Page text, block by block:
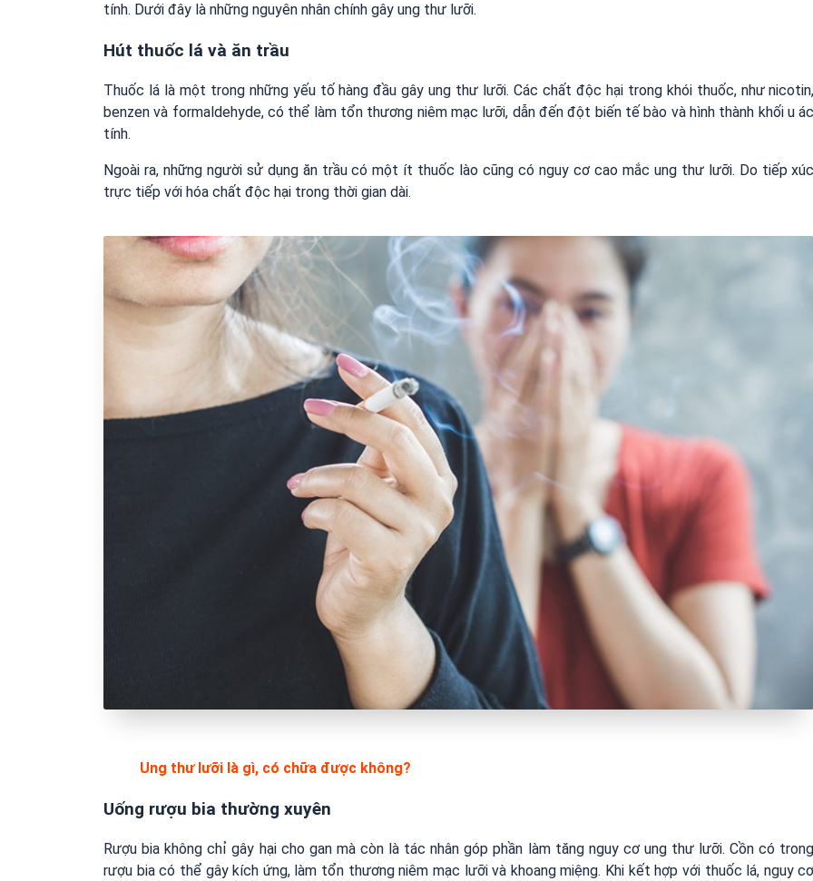
tính. Dưới đây là những nguyên nhân chính gây ung thư lưỡi.
Hút thuốc lá và ăn trầu
Thuốc lá là một trong những yếu tố hàng đầu gây ung thư lưỡi. Các chất độc hại trong khói thuốc, như nicotin,
benzen và formaldehyde, có thể làm tổn thương niêm mạc lưỡi, dẫn đến đột biến tế bào và hình thành khối u ác
tính.
Ngoài ra, những người sử dụng ăn trầu có một ít thuốc lào cũng có nguy cơ cao mắc ung thư lưỡi. Do tiếp xúc
trực tiếp với hóa chất độc hại trong thời gian dài.
Ung thư lưỡi là gì, có chữa được không?
Uống rượu bia thường xuyên
Rượu bia không chỉ gây hại cho gan mà còn là tác nhân góp phần làm tăng nguy cơ ung thư lưỡi. Cồn có trong
rượu bia có thể gây kích ứng, làm tổn thương niêm mạc lưỡi và khoang miệng. Khi kết hợp với thuốc lá, nguy cơ